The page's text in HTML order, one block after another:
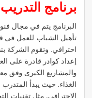
برنامج
البرنامج يتم في مجال
تأهيل الشباب للعمل في
احترافي. وتقوم الشركة
إعداد كوادر قادرة على
والمشاريع الكبرى وفق
الغذاء. حيث يبدأ
الاحترافي. مثل تقنيات